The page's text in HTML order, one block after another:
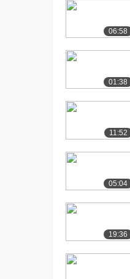
1163播放
[18] Vary参数设
源讲解（上）
1459播放
[19] Vary参数设
1501播放
[20] 材质调整及
1172播放
[21] 材质调整及
1324播放
[22] 细节补充
575播放
[23] 后期处理（
06:58
01:38
11:52
05:04
19:36